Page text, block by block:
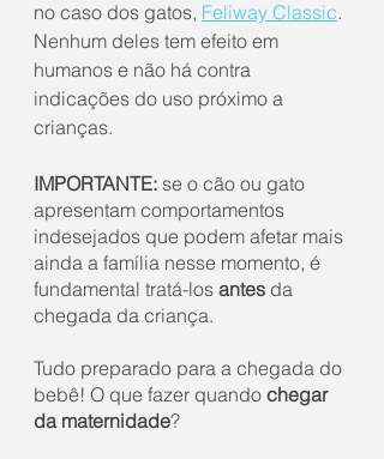
no caso dos gatos, Feliway Classic.
Nenhum deles tem efeito em
humanos e não há contra
indicações do uso próximo a
crianças.
IMPORTANTE: se o cão ou gato
apresentam comportamentos
indesejados que podem afetar mais
ainda a família nesse momento, é
fundamental tratá-los antes da
chegada da criança.
Tudo preparado para a chegada do
bebê! O que fazer quando chegar
da maternidade?